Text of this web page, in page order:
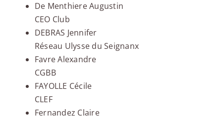
De Menthiere Augustin
CEO Club
DEBRAS Jennifer
Réseau Ulysse du Seignanx
Favre Alexandre
CGBB
FAYOLLE Cécile
CLEF
Fernandez Claire